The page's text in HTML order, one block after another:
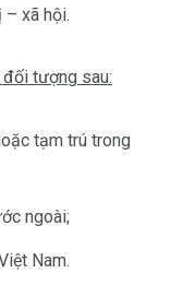
– xã hội.
tượng sau:
tạm trú trong
ngoài;
Nam.